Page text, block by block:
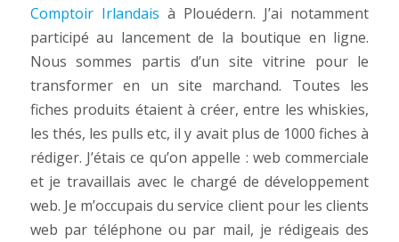
Comptoir Irlandais à Plouédern. J’ai notamment
participé au lancement de la boutique en ligne.
Nous sommes partis d’un site vitrine pour le
transformer en un site marchand. Toutes les
fiches produits étaient à créer, entre les whiskies,
les thés, les pulls etc, il y avait plus de 1000 fiches à
rédiger. J’étais ce qu’on appelle : web commerciale
et je travaillais avec le chargé de développement
web. Je m’occupais du service client pour les clients
web par téléphone ou par mail, je rédigeais des